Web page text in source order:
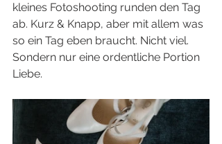
kleines Fotoshooting runden den Tag
ab. Kurz & Knapp, aber mit allem was
so ein Tag eben braucht. Nicht viel.
Sondern nur eine ordentliche Portion
Liebe.